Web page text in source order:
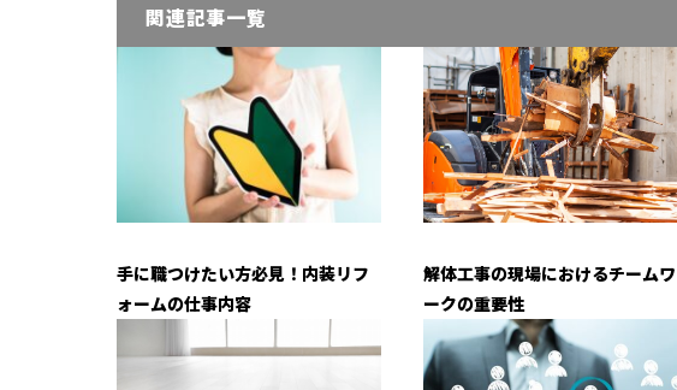
関連記事一覧
手に職つけたい方必見！内装リフ
ォームの仕事内容
解体工事の現場におけるチームワ
ークの重要性